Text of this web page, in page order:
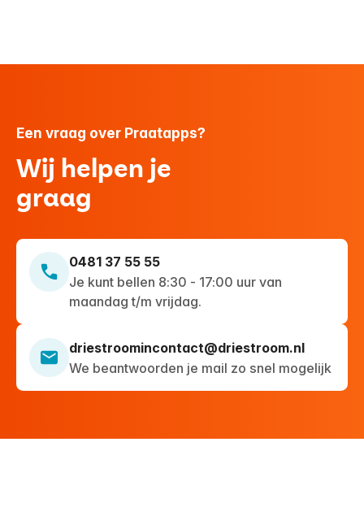
Een vraag over Praatapps?
Wij helpen je
graag
0481 37 55 55
Je kunt bellen 8:30 - 17:00 uur van
maandag t/m vrijdag.
driestroomincontact@driestroom.nl
We beantwoorden je mail zo snel mogelijk